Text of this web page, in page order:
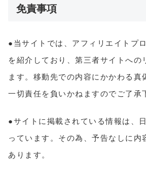
免責事項
●当サイトでは、アフィリエイトプ
を紹介しており、第三者サイトへの
ます。移動先での内容にかかわる真
一切責任を負いかねますのでご了承
●サイトに掲載されている情報は、
っています。その為、予告なしに内
あります。